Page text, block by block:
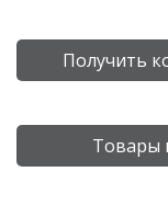
Получить
Товары